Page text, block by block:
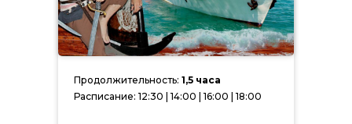
Продолжительность: 1,5 часа
Расписание: 12:30 | 14:00 | 16:00 | 18:00